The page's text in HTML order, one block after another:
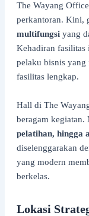
The Wayang
perkantoran. Kini,
multifungsiyang
Kehadiran fasilitas
pelaku bisnis yang
fasilitas lengkap.
Hall di The
beragam kegiatan.
pelatihan, hingga
diselenggarakan
yang modern
berkelas.
Lokasi